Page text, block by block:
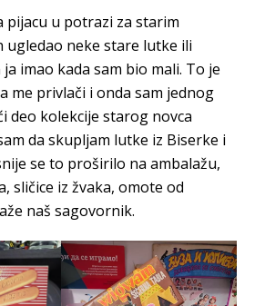
pijacu u potrazi za starim
ugledao neke stare lutke ili
imao kada sam bio mali. To je
me privlači i onda sam jednog
deo kolekcije starog novca
da skupljam lutke iz Biserke i
se to proširilo na ambalažu,
sličice iz žvaka, omote od
naš sagovornik.